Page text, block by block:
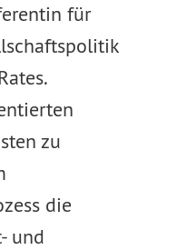
für
zu
die
und